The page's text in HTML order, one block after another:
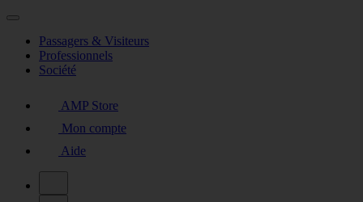
Passagers & Visiteurs
Professionnels
Société
AMP Store
Mon compte
Aide